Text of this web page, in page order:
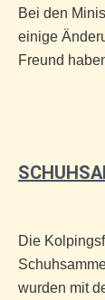
Bei den
einige
Freund
Die
wurden mit